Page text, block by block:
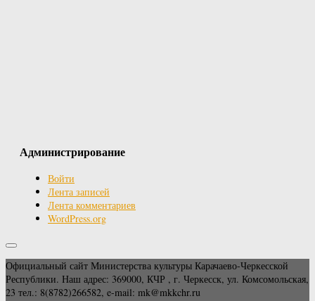
Администрирование
Войти
Лента записей
Лента комментариев
WordPress.org
Официальный сайт Министерства культуры Карачаево-Черкесской
Республики. Наш адрес: 369000, КЧР , г. Черкесск, ул. Комсомольская,
23 тел.: 8(8782)266582, e-mail: mk@mkkchr.ru